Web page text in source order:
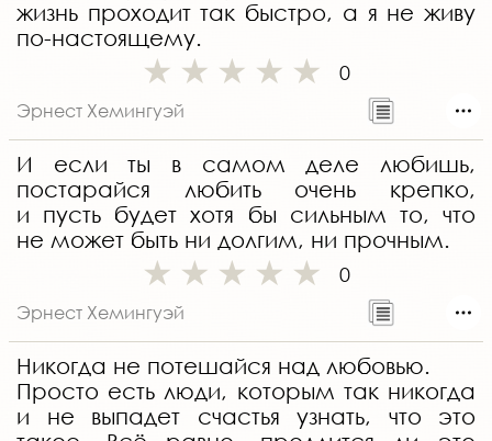
жизнь проходит так быстро, а я не живу
по-настоящему.
0
Эрнест Хемингуэй
И если ты в самом деле любишь,
постарайся любить очень крепко,
и пусть будет хотя бы сильным то, что
не может быть ни долгим, ни прочным.
0
Эрнест Хемингуэй
Никогда не потешайся над любовью.
Просто есть люди, которым так никогда
и не выпадет счастья узнать, что это